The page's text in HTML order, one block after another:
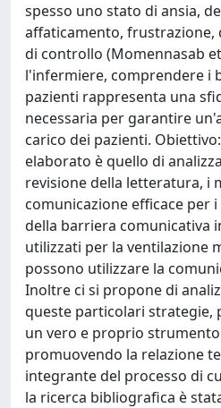
spesso uno stato di ansia,
affaticamento, frustrazione,
di controllo (Momennasab
l'infermiere, comprendere i
pazienti rappresenta una
necessaria per garantire
carico dei pazienti.
elaborato è quello di
revisione della letteratura, i
comunicazione efficace per
della barriera comunicativa
utilizzati per la ventilazione
possono utilizzare la
Inoltre ci si propone di
queste particolari strategie,
un vero e proprio
promuovendo la relazione
integrante del processo di
la ricerca bibliografica è